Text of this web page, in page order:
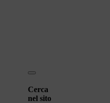
Cerca
nel sito